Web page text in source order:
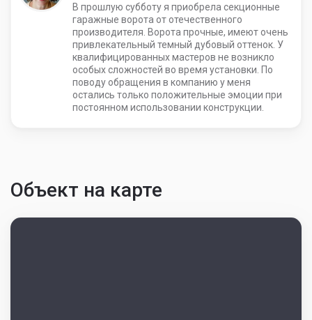
В прошлую субботу я приобрела секционные
гаражные ворота от отечественного
производителя. Ворота прочные, имеют очень
привлекательный темный дубовый оттенок. У
квалифицированных мастеров не возникло
особых сложностей во время установки. По
поводу обращения в компанию у меня
остались только положительные эмоции при
постоянном использовании конструкции.
Объект на карте